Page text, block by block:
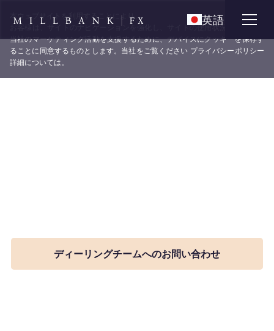
本ウェブサイトを利用することにより、
お客様は、サイトのナビゲーションを強化し、サイトの使用状況を分析し、
当社のマーケティング活動を支援するために、デバイスにクッキーを保存す
ることに同意するものとします。当社をご覧ください プライバシーポリシー
詳細については。
英語
ディーリングチームへのお問い合わせ